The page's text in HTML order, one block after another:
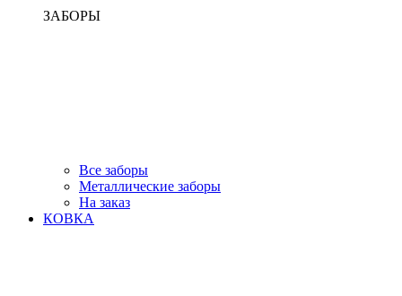
ЗАБОРЫ
Все заборы
Металлические заборы
На заказ
КОВКА